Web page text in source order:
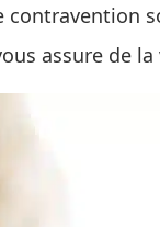
contravention
assure de